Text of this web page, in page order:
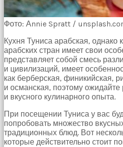
Фото: Аnnie Spratt /
Кухня Туниса арабская, однако
арабских стран имеет свои
представляет собой смесь
и цивилизаций, имеет
как берберская, финикийская,
и османская, поэтому ожидайте
и вкусного кулинарного опыта.
При посещении Туниса у вас
попробовать множество
традиционных блюд. Вот
которые действительно стоит